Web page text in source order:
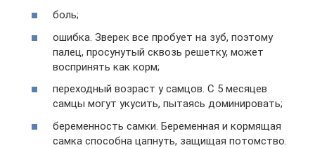
боль;
ошибка. Зверек все пробует на зуб, поэтому
палец, просунутый сквозь решетку, может
воспринять как корм;
переходный возраст у самцов. С 5 месяцев
самцы могут укусить, пытаясь доминировать;
беременность самки. Беременная и кормящая
самка способна цапнуть, защищая потомство.